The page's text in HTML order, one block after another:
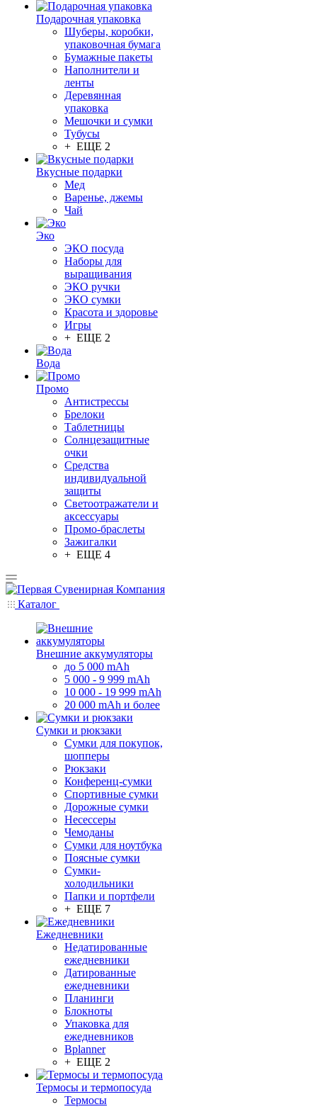
Подарочная упаковка
Шуберы, коробки,
упаковочная бумага
Бумажные пакеты
Наполнители и
ленты
Деревянная
упаковка
Мешочки и сумки
Тубусы
+ ЕЩЕ 2
Вкусные подарки
Мед
Варенье, джемы
Чай
Эко
ЭКО посуда
Наборы для
выращивания
ЭКО ручки
ЭКО сумки
Красота и здоровье
Игры
+ ЕЩЕ 2
Вода
Промо
Антистрессы
Брелоки
Таблетницы
Солнцезащитные
очки
Средства
индивидуальной
защиты
Светоотражатели и
аксессуары
Промо-браслеты
Зажигалки
+ ЕЩЕ 4
Каталог
Внешние аккумуляторы
до 5 000 mAh
5 000 - 9 999 mAh
10 000 - 19 999 mAh
20 000 mAh и более
Сумки и рюкзаки
Сумки для покупок,
шопперы
Рюкзаки
Конференц-сумки
Спортивные сумки
Дорожные сумки
Несессеры
Чемоданы
Сумки для ноутбука
Поясные сумки
Сумки-
холодильники
Папки и портфели
+ ЕЩЕ 7
Ежедневники
Недатированные
ежедневники
Датированные
ежедневники
Планинги
Блокноты
Упаковка для
ежедневников
Bplanner
+ ЕЩЕ 2
Термосы и термопосуда
Термосы